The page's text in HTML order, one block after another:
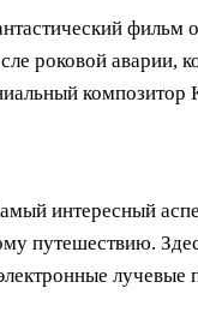
роковой аварии,
композитор
интересный
путешествию.
лучевые